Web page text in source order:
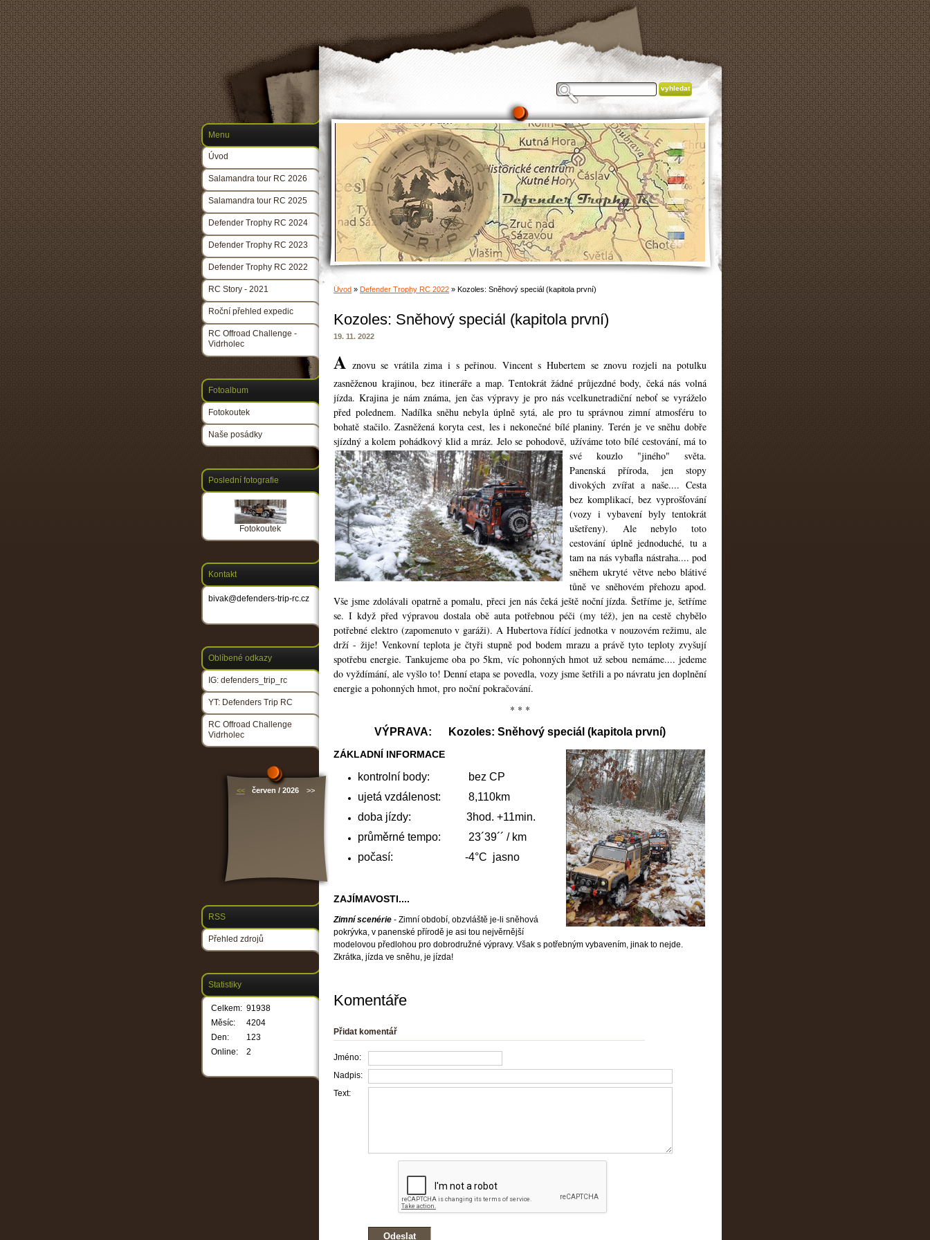
Úvod » Defender Trophy RC 2022 » Kozoles: Sněhový speciál (kapitola první)
Kozoles: Sněhový speciál (kapitola první)
19. 11. 2022
A znovu se vrátila zima i s peřinou. Vincent s Hubertem se znovu rozjeli na potulku
zasněženou krajinou, bez itineráře a map. Tentokrát žádné průjezdné body, čeká nás volná
jízda. Krajina je nám známa, jen čas výpravy je pro nás vcelkunetradiční neboť se vyráželo
před polednem. Nadílka sněhu nebyla úplně sytá, ale pro tu správnou zimní atmosféru to
bohatě stačilo. Zasněžená koryta cest, les i nekonečné bílé planiny. Terén je ve sněhu dobře
sjízdný a kolem pohádkový klid a mráz. Jelo se pohodově, užíváme toto bílé cestování, má to
své kouzlo "jiného" světa.
Panenská příroda, jen stopy
divokých zvířat a naše.... Cesta
bez komplikací, bez vyprošťování
(vozy i vybavení byly tentokrát
ušetřeny). Ale nebylo toto
cestování úplně jednoduché, tu a
tam na nás vybafla nástraha.... pod
sněhem ukryté větve nebo blátivé
tůně ve sněhovém přehozu apod.
Vše jsme zdolávali opatrně a pomalu, přeci jen nás čeká ještě noční jízda. Šetříme je, šetříme
se. I když před výpravou dostala obě auta potřebnou péči (my též), jen na cestě chybělo
potřebné elektro (zapomenuto v garáži). A Hubertova řídící jednotka v nouzovém režimu, ale
drží - žije! Venkovní teplota je čtyři stupně pod bodem mrazu a právě tyto teploty zvyšují
spotřebu energie. Tankujeme oba po 5km, víc pohonných hmot už sebou nemáme.... jedeme
do vyždímání, ale vyšlo to! Denní etapa se povedla, vozy jsme šetřili a po návratu jen doplnění
energie a pohonných hmot, pro noční pokračování.
* * *
VÝPRAVA: Kozoles: Sněhový speciál (kapitola první)
ZÁKLADNÍ INFORMACE
kontrolní body: bez CP
ujetá vzdálenost: 8,110km
doba jízdy: 3hod. +11min.
průměrné tempo: 23´39´´ / km
počasí: -4°C jasno
ZAJÍMAVOSTI....
Zimní scenérie - Zimní období, obzvláště je-li sněhová
pokrývka, v panenské přírodě je asi tou nejvěrnější
modelovou předlohou pro dobrodružné výpravy. Však s potřebným vybavením, jinak to nejde.
Zkrátka, jízda ve sněhu, je jízda!
Komentáře
Přidat komentář
Jméno:
Nadpis:
Text:
Menu
Úvod
Salamandra tour RC 2026
Salamandra tour RC 2025
Defender Trophy RC 2024
Defender Trophy RC 2023
Defender Trophy RC 2022
RC Story - 2021
Roční přehled expedic
RC Offroad Challenge -
Vidrholec
Fotoalbum
Fotokoutek
Naše posádky
Poslední fotografie
Fotokoutek
Kontakt
bivak@defenders-trip-rc.cz
Oblíbené odkazy
IG: defenders_trip_rc
YT: Defenders Trip RC
RC Offroad Challenge
Vidrholec
<< červen / 2026 >>
RSS
Přehled zdrojů
Statistiky
Online: 2
Celkem: 91938
Měsíc:
4204
Den:
123